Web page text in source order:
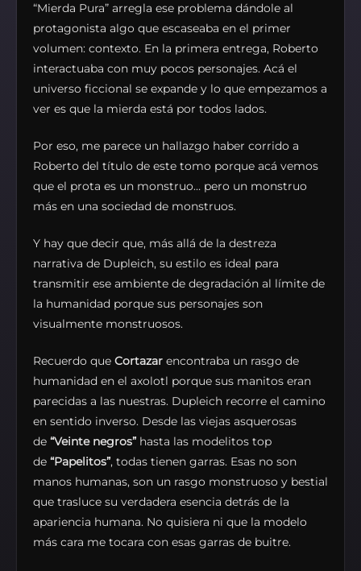
“Mierda Pura” arregla ese problema dándole al
protagonista algo que escaseaba en el primer
volumen: contexto. En la primera entrega, Roberto
interactuaba con muy pocos personajes. Acá el
universo ficcional se expande y lo que empezamos a
ver es que la mierda está por todos lados.
Por eso, me parece un hallazgo haber corrido a
Roberto del título de este tomo porque acá vemos
que el prota es un monstruo… pero un monstruo
más en una sociedad de monstruos.
Y hay que decir que, más allá de la destreza
narrativa de Dupleich, su estilo es ideal para
transmitir ese ambiente de degradación al límite de
la humanidad porque sus personajes son
visualmente monstruosos.
Recuerdo que Cortazar encontraba un rasgo de
humanidad en el axolotl porque sus manitos eran
parecidas a las nuestras. Dupleich recorre el camino
en sentido inverso. Desde las viejas asquerosas
de “Veinte negros” hasta las modelitos top
de “Papelitos”, todas tienen garras. Esas no son
manos humanas, son un rasgo monstruoso y bestial
que trasluce su verdadera esencia detrás de la
apariencia humana. No quisiera ni que la modelo
más cara me tocara con esas garras de buitre.